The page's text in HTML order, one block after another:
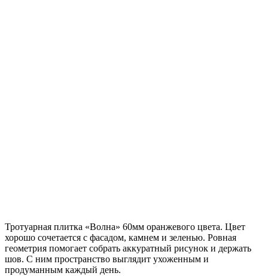
Тротуарная плитка «Волна» 60мм оранжевого цвета. Цвет
хорошо сочетается с фасадом, камнем и зеленью. Ровная
геометрия помогает собрать аккуратный рисунок и держать
шов. С ним пространство выглядит ухоженным и
продуманным каждый день.